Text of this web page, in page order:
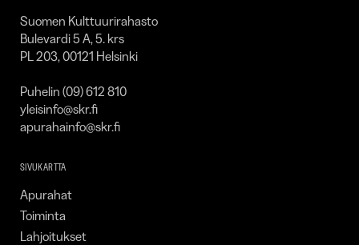
Suomen Kulttuurirahasto
Bulevardi 5 A, 5. krs
PL 203, 00121 Helsinki
Puhelin (09) 612 810
yleisinfo@skr.fi
apurahainfo@skr.fi
SIVUKARTTA
Apurahat
Toiminta
Lahjoitukset